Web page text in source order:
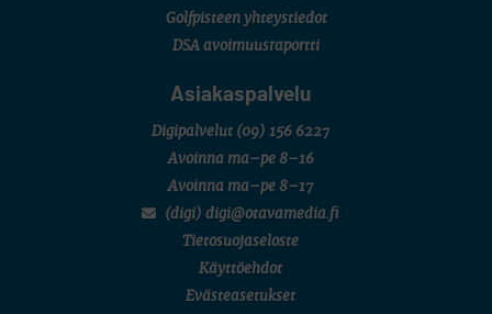
Golfpisteen yhteystiedot
DSA avoimuusraportti
Asiakaspalvelu
Digipalvelut (09) 156 6227
Avoinna ma–pe 8–16
Avoinna ma–pe 8–17
(digi) digi@otavamedia.fi
Tietosuojaseloste
Käyttöehdot
Evästeasetukset